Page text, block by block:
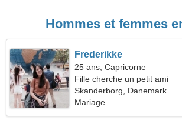
Hommes et femmes
Frederikke
25 ans, Capricorne
Fille cherche un petit ami
Skanderborg, Danemark
Mariage